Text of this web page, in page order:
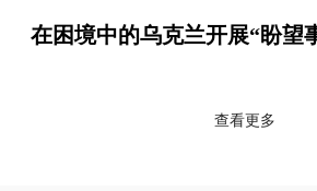
在困境中的乌克兰开展“盼望
查看更多